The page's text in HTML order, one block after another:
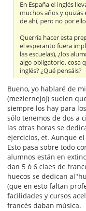
En España el inglés
muchos años y
de ahí, pero no por
Querría hacer esta
el esperanto fuera
las escuelas), ¿los
algo obligatorio, cosa
inglés? ¿Qué pensáis?
Bueno, yo hablaré de
(mezlernejoj) suelen
siempre los hay para
sólo tenemos de dos a
las otras horas se
ejercicios, et. Aunque
Esto pasa sobre todo
alumnos están en
dan 5 ó 6 claes de
huecos se dedican
(que en esto faltan
facilidades y cursos
francés daban música.